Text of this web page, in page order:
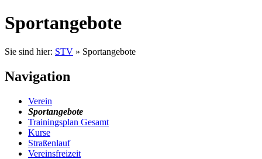
Sportangebote
Sie sind hier: STV » Sportangebote
Navigation
Verein
Sportangebote
Trainingsplan Gesamt
Kurse
Straßenlauf
Vereinsfreizeit